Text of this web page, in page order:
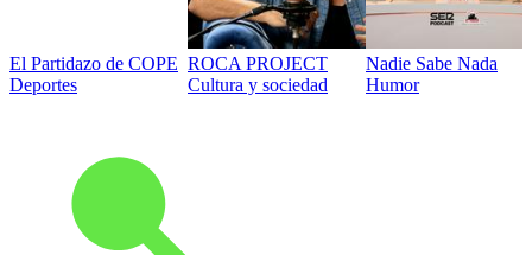
El Partidazo de COPE
Deportes
ROCA PROJECT
Cultura y sociedad
Nadie Sabe Nada
Humor